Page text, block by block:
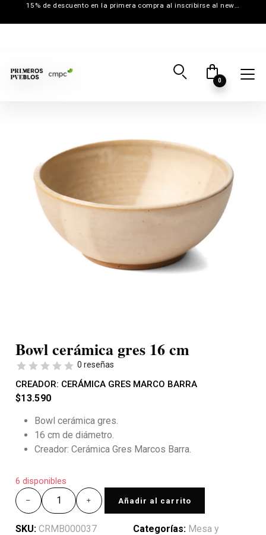
15% de descuento en la primera compra al inscribirse al newsletter
0
Bowl cerámica gres 16 cm
0 reseñas
CREADOR: CERÁMICA GRES MARCO BARRA
$13.590
Bowl cerámica gres.
16 cm de diámetro.
Creador: Cerámica Gres Marcos Barra.
6 disponibles
Añadir al carrito
SKU: CRMB000037 Categorías: Mesa y